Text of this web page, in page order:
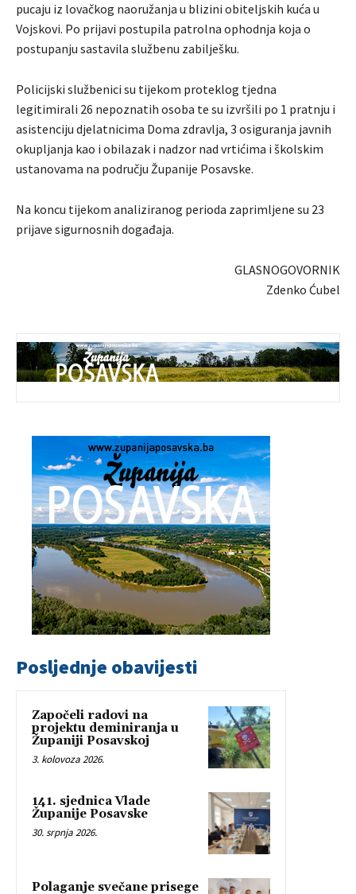
pucaju iz lovačkog naoružanja u blizini obiteljskih kuća u
Vojskovi. Po prijavi postupila patrolna ophodnja koja o
postupanju sastavila službenu zabilješku.
Policijski službenici su tijekom proteklog tjedna
legitimirali 26 nepoznatih osoba te su izvršili po 1 pratnju i
asistenciju djelatnicima Doma zdravlja, 3 osiguranja javnih
okupljanja kao i obilazak i nadzor nad vrtićima i školskim
ustanovama na području Županije Posavske.
Na koncu tijekom analiziranog perioda zaprimljene su 23
prijave sigurnosnih događaja.
GLASNOGOVORNIK
Zdenko Ćubel
Posljednje obavijesti
Započeli radovi na
projektu deminiranja u
Županiji Posavskoj
3. kolovoza 2026.
141. sjednica Vlade
Županije Posavske
30. srpnja 2026.
Polaganje svečane prisege